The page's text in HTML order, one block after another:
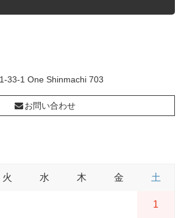
33-1 One Shinmachi 703
お問い合わせ
火 水 木 金 土
1